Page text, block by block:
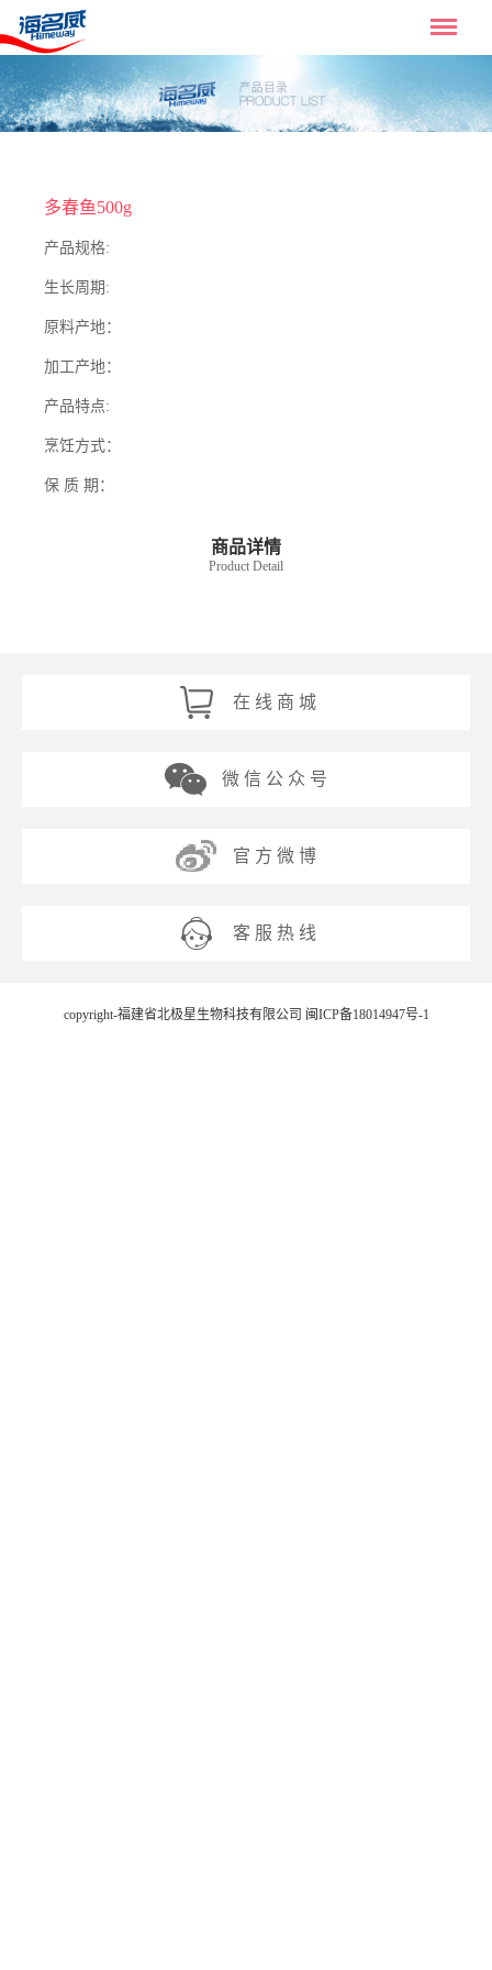
多春鱼500g
产品规格:
生长周期:
原料产地：
加工产地：
产品特点:
烹饪方式：
保 质 期：
商品详情
Product Detail
在 线 商 城
微 信 公 众 号
官 方 微 博
客 服 热 线
copyright-福建省北极星生物科技有限公司 闽ICP备18014947号-1